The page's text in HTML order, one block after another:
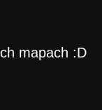
mapach :D